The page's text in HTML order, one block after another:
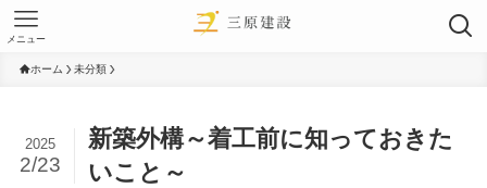
メニュー
ホーム 未分類
新築外構～着工前に知っておきた
いこと～
2025
2/23